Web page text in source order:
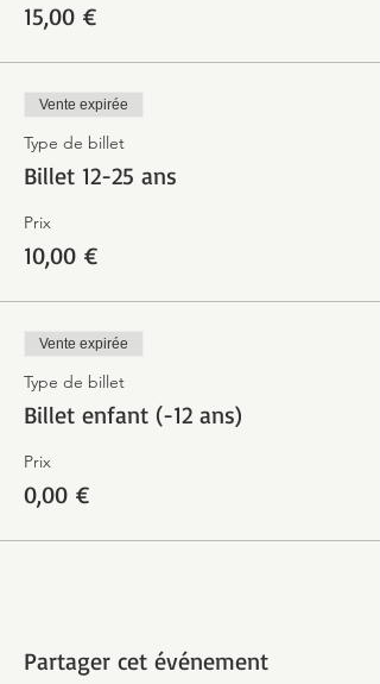
15,00 €
Vente expirée
Type de billet
Billet 12-25 ans
Prix
10,00 €
Vente expirée
Type de billet
Billet enfant (-12 ans)
Prix
0,00 €
Partager cet événement